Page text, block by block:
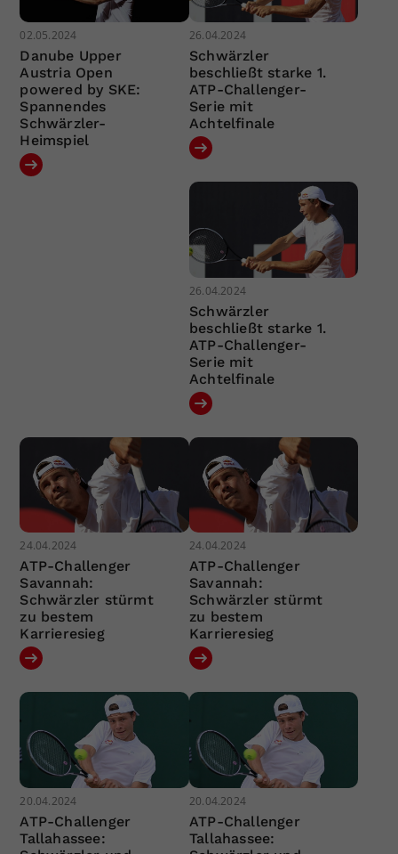
02.05.2024
Danube Upper
Austria Open
powered by SKE:
Spannendes
Schwärzler-
Heimspiel
26.04.2024
Schwärzler
beschließt starke 1.
ATP-Challenger-
Serie mit
Achtelfinale
26.04.2024
Schwärzler
beschließt starke 1.
ATP-Challenger-
Serie mit
Achtelfinale
24.04.2024
ATP-Challenger
Savannah:
Schwärzler stürmt
zu bestem
Karrieresieg
24.04.2024
ATP-Challenger
Savannah:
Schwärzler stürmt
zu bestem
Karrieresieg
20.04.2024
ATP-Challenger
Tallahassee:
20.04.2024
ATP-Challenger
Tallahassee: